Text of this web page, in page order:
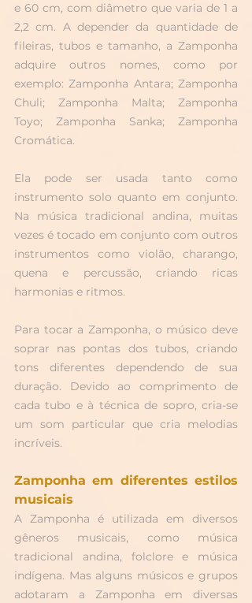
e 60 cm, com diâmetro que varia de 1 a
2,2 cm. A depender da quantidade de
fileiras, tubos e tamanho, a Zamponha
adquire outros nomes, como por
exemplo: Zamponha Antara; Zamponha
Chuli; Zamponha Malta; Zamponha
Toyo; Zamponha Sanka; Zamponha
Cromática.
Ela pode ser usada tanto como
instrumento solo quanto em conjunto.
Na música tradicional andina, muitas
vezes é tocado em conjunto com outros
instrumentos como violão, charango,
quena e percussão, criando ricas
harmonias e ritmos.
Para tocar a Zamponha, o músico deve
soprar nas pontas dos tubos, criando
tons diferentes dependendo de sua
duração. Devido ao comprimento de
cada tubo e à técnica de sopro, cria-se
um som particular que cria melodias
incríveis.
Zamponha em diferentes estilos
musicais
A Zamponha é utilizada em diversos
gêneros musicais, como música
tradicional andina, folclore e música
indígena. Mas alguns músicos e grupos
adotaram a Zamponha em diversas